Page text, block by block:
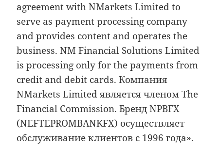
agreement with NMarkets Limited to
serve as payment processing company
and provides content and operates the
business. NM Financial Solutions Limited
is processing only for the payments from
credit and debit cards. Компания
NMarkets Limited является членом The
Financial Commission. Бренд NPBFX
(NEFTEPROMBANKFX) осуществляет
обслуживание клиентов c 1996 года».